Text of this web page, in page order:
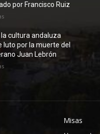
por Francisco Ruiz
la cultura andaluza
luto por la muerte del
Juan Lebrón
Misas